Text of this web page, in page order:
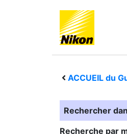
ACCUEIL du
Rechercher
Recherche par